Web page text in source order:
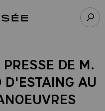
à l’accueil Élysée
DE M.
D'ESTAING AU